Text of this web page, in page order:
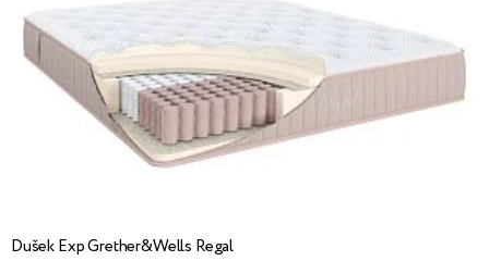
Dušek Exp Grether&Wells Regal